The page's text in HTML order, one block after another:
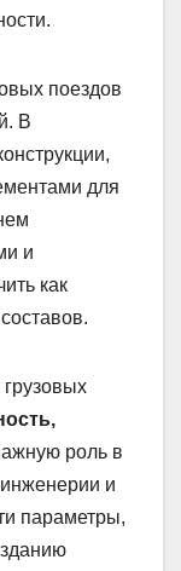
поездов
В
для
и
как
роль в
и
параметры,